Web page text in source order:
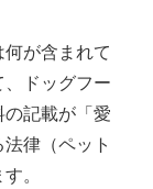
が含まれて
ドッグフー
記載が「愛
律（ペット
。